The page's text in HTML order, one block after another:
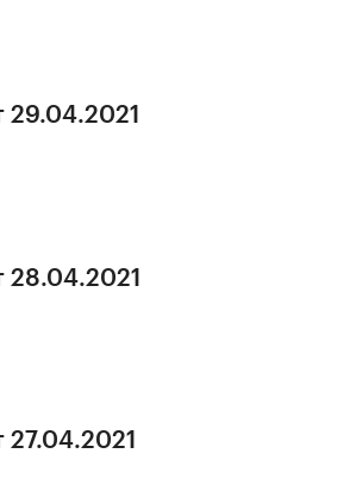
29.04.2021
28.04.2021
27.04.2021